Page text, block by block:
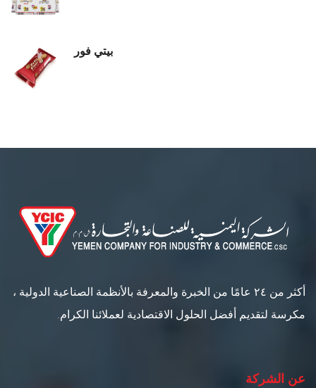
بيتي فور
أكثر من ٢٤ عامًا من الخبرة والمعرفة بالأنظمة الصناعية الدولية ،
مكرسة لتقديم أفضل الحلول الاقتصادية لعملائنا الكرام.
عن الشركة